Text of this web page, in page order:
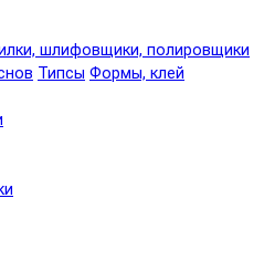
шлифовщики, полировщики
Типсы Формы, клей